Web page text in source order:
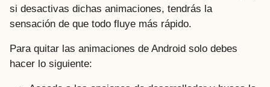
si desactivas dichas animaciones, tendrás la
sensación de que todo fluye más rápido.
Para quitar las animaciones de Android solo debes
hacer lo siguiente: